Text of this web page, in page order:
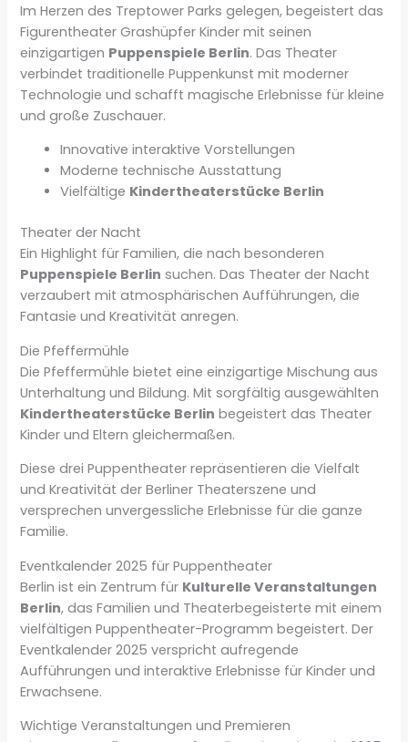
Im Herzen des Treptower Parks gelegen, begeistert das
Figurentheater Grashüpfer Kinder mit seinen
einzigartigen Puppenspiele Berlin. Das Theater
verbindet traditionelle Puppenkunst mit moderner
Technologie und schafft magische Erlebnisse für kleine
und große Zuschauer.
Innovative interaktive Vorstellungen
Moderne technische Ausstattung
Vielfältige Kindertheaterstücke Berlin
Theater der Nacht
Ein Highlight für Familien, die nach besonderen
Puppenspiele Berlin suchen. Das Theater der Nacht
verzaubert mit atmosphärischen Aufführungen, die
Fantasie und Kreativität anregen.
Die Pfeffermühle
Die Pfeffermühle bietet eine einzigartige Mischung aus
Unterhaltung und Bildung. Mit sorgfältig ausgewählten
Kindertheaterstücke Berlin begeistert das Theater
Kinder und Eltern gleichermaßen.
Diese drei Puppentheater repräsentieren die Vielfalt
und Kreativität der Berliner Theaterszene und
versprechen unvergessliche Erlebnisse für die ganze
Familie.
Eventkalender 2025 für Puppentheater
Berlin ist ein Zentrum für Kulturelle Veranstaltungen
Berlin, das Familien und Theaterbegeisterte mit einem
vielfältigen Puppentheater-Programm begeistert. Der
Eventkalender 2025 verspricht aufregende
Aufführungen und interaktive Erlebnisse für Kinder und
Erwachsene.
Wichtige Veranstaltungen und Premieren